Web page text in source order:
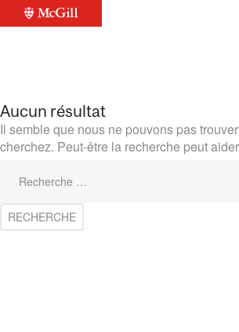
Aucun résultat
Il semble que nous ne pouvons pas
cherchez. Peut-être la recherche peut